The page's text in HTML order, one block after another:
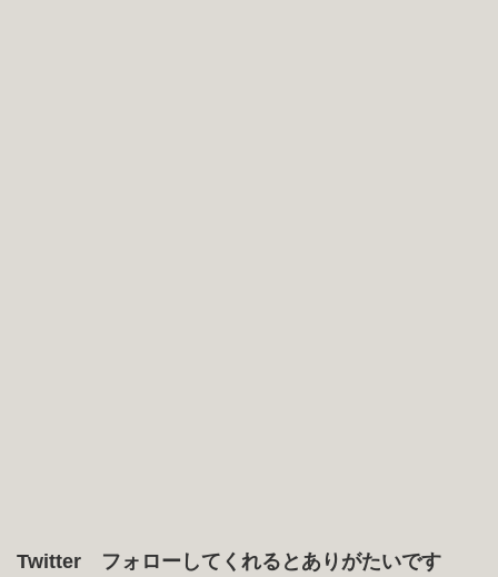
Twitter フォローしてくれるとありがたいです